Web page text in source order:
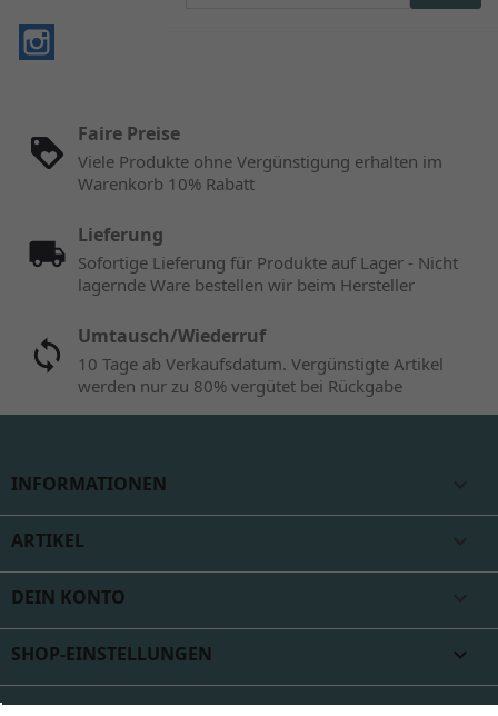
Faire Preise
Viele Produkte ohne Vergünstigung erhalten im
Warenkorb 10% Rabatt
Lieferung
Sofortige Lieferung für Produkte auf Lager - Nicht
lagernde Ware bestellen wir beim Hersteller
Umtausch/Wiederruf
10 Tage ab Verkaufsdatum. Vergünstigte Artikel
werden nur zu 80% vergütet bei Rückgabe
INFORMATIONEN
ARTIKEL
DEIN KONTO
SHOP-EINSTELLUNGEN keyboard_arrow_down